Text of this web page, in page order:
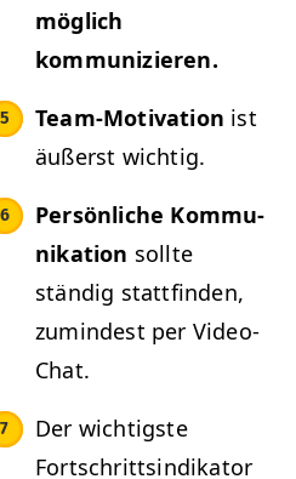
möglich
kommunizieren.
Team-Moti­va­tion ist
äußerst wichtig.
Per­sön­liche Kom­mu­
nika­tion sollte
ständig stat­tfind­en,
zumin­d­est per Video-
Chat.
Der wichtig­ste
Fortschrittsindika­tor